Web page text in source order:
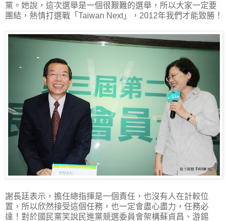
黨。她說，這次選舉是一個很艱難的選舉，所以大家一定要
團結，熱情打選戰「Taiwan Next」，2012年我們才能致勝！
謝長廷表示，擔任總指揮是一個責任，也沒有人在計較位
置，所以欣然接受這個任務，也一定會盡心盡力，任務必
達！對於國民黨笑說民進黨競選委員會架構蘇貞昌、游錫